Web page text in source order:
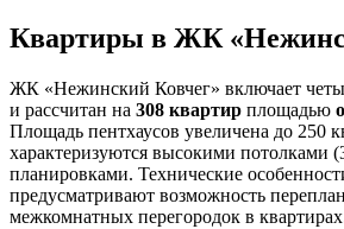
Квартиры в ЖК
ЖК «Нежинский Ковчег» включает
и рассчитан на 308 квартир площадью
Площадь пентхаусов увеличена до 250
характеризуются высокими потолками
планировками. Технические
предусматривают возможность
межкомнатных перегородок в